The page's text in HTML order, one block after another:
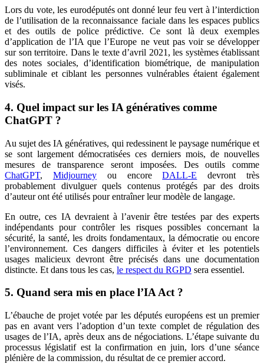
Lors du vote, les eurodéputés ont donné leur feu vert à l’interdiction
de l’utilisation de la reconnaissance faciale dans les espaces publics
et des outils de police prédictive. Ce sont là deux exemples
d’application de l’IA que l’Europe ne veut pas voir se développer
sur son territoire. Dans le texte d’avril 2021, les systèmes établissant
des notes sociales, d’identification biométrique, de manipulation
subliminale et ciblant les personnes vulnérables étaient également
visés.
4. Quel impact sur les IA génératives comme
ChatGPT ?
Au sujet des IA génératives, qui redessinent le paysage numérique et
se sont largement démocratisées ces derniers mois, de nouvelles
mesures de transparence seront imposées. Des outils comme
ChatGPT, Midjourneyou encoreDALL-E devront très
probablement divulguer quels contenus protégés par des droits
d’auteur ont été utilisés pour entraîner leur modèle de langage.
En outre, ces IA devraient à l’avenir être testées par des experts
indépendants pour contrôler les risques possibles concernant la
sécurité, la santé, les droits fondamentaux, la démocratie ou encore
l’environnement. Ces dangers difficiles à éviter et les potentiels
usages malicieux devront être précisés dans une documentation
distincte. Et dans tous les cas, le respect du RGPD sera essentiel.
5. Quand sera mis en place l’IA Act ?
L’ébauche de projet votée par les députés européens est un premier
pas en avant vers l’adoption d’un texte complet de régulation des
usages de l’IA, après deux ans de négociations. L’étape suivante du
processus législatif est la confirmation en juin, lors d’une séance
plénière de la commission, du résultat de ce premier accord.